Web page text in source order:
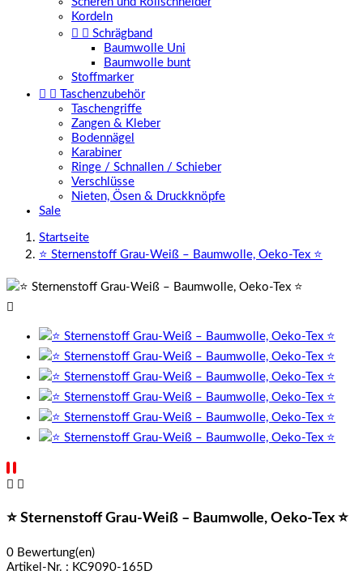
Kordeln
  Schrägband
Baumwolle Uni
Baumwolle bunt
Stoffmarker
 
Taschenzubehör
Taschengriffe
Zangen & Kleber
Bodennägel
Karabiner
Ringe / Schnallen / Schieber
Verschlüsse
Nieten, Ösen & Druckknöpfe
Sale
Startseite
⭐ Sternenstoff Grau-Weiß – Baumwolle, Oeko-Tex ⭐

 
⭐ Sternenstoff Grau-Weiß – Baumwolle, Oeko-Tex ⭐
0 Bewertung(en)
Artikel-Nr. : KC9090-165D